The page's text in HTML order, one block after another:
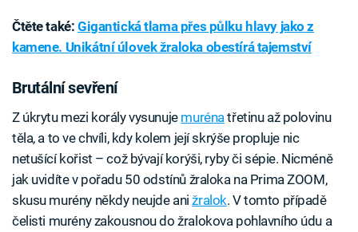
Čtěte také: Gigantická tlama přes půlku hlavy jako z
kamene. Unikátní úlovek žraloka obestírá tajemství
Brutální sevření
Z úkrytu mezi korály vysunuje muréna třetinu až polovinu
těla, a to ve chvíli, kdy kolem její skrýše propluje nic
netušící kořist – což bývají korýši, ryby či sépie. Nicméně
jak uvidíte v pořadu 50 odstínů žraloka na Prima ZOOM,
skusu murény někdy neujde anižralok. V tomto případě
čelisti murény zakousnou do žralokova pohlavního údu a